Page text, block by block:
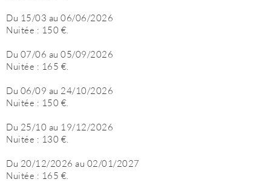
Du 15/03 au 06/06/2026
Nuitée : 150 €.
Du 07/06 au 05/09/2026
Nuitée : 165 €.
Du 06/09 au 24/10/2026
Nuitée : 150 €.
Du 25/10 au 19/12/2026
Nuitée : 130 €.
Du 20/12/2026 au 02/01/2027
Nuitée : 165 €.